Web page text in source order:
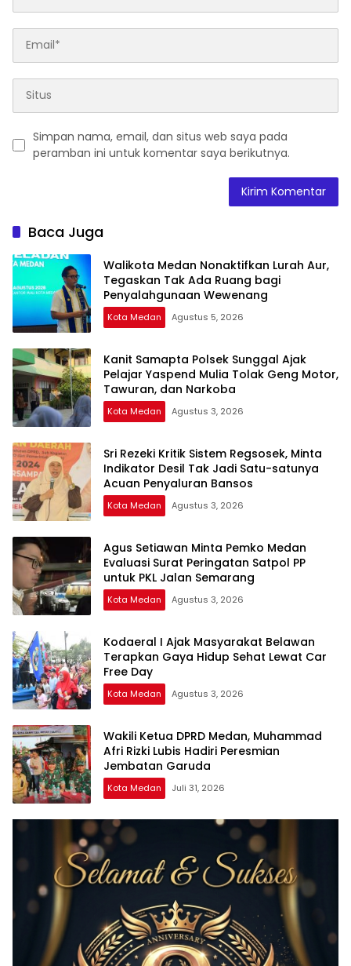
Simpan nama, email, dan situs web saya pada
peramban ini untuk komentar saya berikutnya.
Baca Juga
Walikota Medan Nonaktifkan Lurah Aur,
Tegaskan Tak Ada Ruang bagi
Penyalahgunaan Wewenang
Kota Medan Agustus 5, 2026
Kanit Samapta Polsek Sunggal Ajak
Pelajar Yaspend Mulia Tolak Geng Motor,
Tawuran, dan Narkoba
Kota Medan Agustus 3, 2026
Sri Rezeki Kritik Sistem Regsosek, Minta
Indikator Desil Tak Jadi Satu-satunya
Acuan Penyaluran Bansos
Kota Medan Agustus 3, 2026
Agus Setiawan Minta Pemko Medan
Evaluasi Surat Peringatan Satpol PP
untuk PKL Jalan Semarang
Kota Medan Agustus 3, 2026
Kodaeral I Ajak Masyarakat Belawan
Terapkan Gaya Hidup Sehat Lewat Car
Free Day
Kota Medan Agustus 3, 2026
Wakili Ketua DPRD Medan, Muhammad
Afri Rizki Lubis Hadiri Peresmian
Jembatan Garuda
Kota Medan Juli 31, 2026